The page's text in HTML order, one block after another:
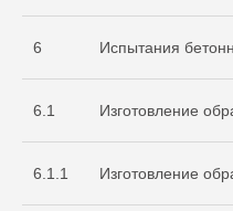
6 Испытания
6.1 Изготовление
6.1.1 Изготовление